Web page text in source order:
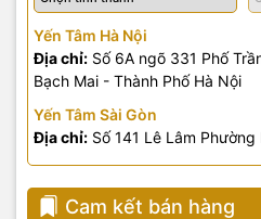
Yến Tâm Hà Nội
Địa chỉ: Số 6A ngõ 331 Phố
Bạch Mai - Thành Phố Hà Nội
Yến Tâm Sài Gòn
Địa chỉ: Số 141 Lê Lâm
Cam kết bán hàng